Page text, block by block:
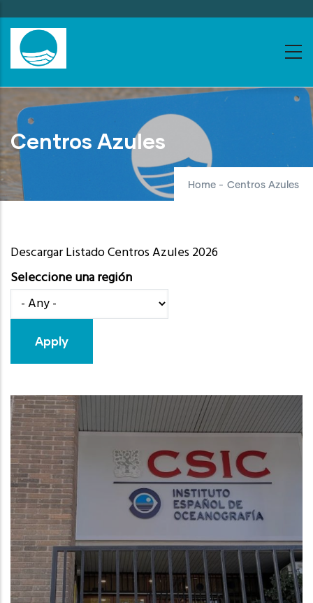
to
main
content
Centros Azules
Home - Centros Azules
Descargar Listado Centros Azules 2026
Seleccione una región